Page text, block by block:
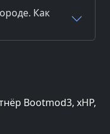
Как
Bootmod3, xHP,